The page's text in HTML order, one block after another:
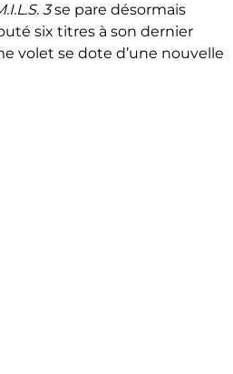
3se pare désormais
six titres à son dernier
volet se dote d’une nouvelle